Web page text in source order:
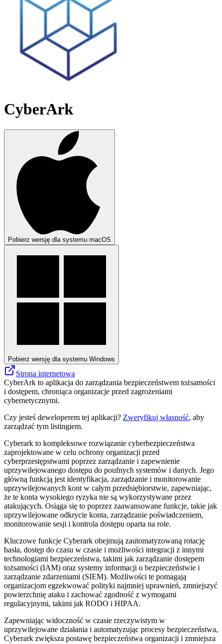
CyberArk
Pobierz wersję dla systemu macOS
Pobierz wersję dla systemu Windows
Strona internetowa
CyberArk to aplikacja do zarządzania bezpieczeństwem tożsamości
i dostępem, chroniąca organizacje przed zagrożeniami
cybernetycznymi.
Czy jesteś deweloperem tej aplikacji? Zweryfikuj własność, aby
zarządzać tym listingiem.
Cyberark to kompleksowe rozwiązanie cyberbezpieczeństwa
zaprojektowane w celu ochrony organizacji przed
cyberprzestępstwami poprzez zarządzanie i zapewnienie
uprzywilejowanego dostępu do poufnych systemów i danych. Jego
główną funkcją jest identyfikacja, zarządzanie i monitorowanie
uprzywilejowanych kont w całym przedsiębiorstwie, zapewniając,
że te konta wysokiego ryzyka nie są wykorzystywane przez
atakujących. Osiąga się to poprzez zaawansowane funkcje, takie jak
uprzywilejowane odkrycie konta, zarządzanie poświadczeniem,
monitorowanie sesji i kontrola dostępu oparta na role.
Kluczowe funkcje Cyberark obejmują zautomatyzowaną rotację
hasła, dostęp do czasu w czasie i możliwości integracji z innymi
technologiami bezpieczeństwa, takimi jak zarządzanie dostępem
tożsamości (IAM) oraz systemy informacji o bezpieczeństwie i
zarządzanie zdarzeniami (SIEM). Możliwości te pomagają
organizacjom egzekwować polityki najmniej uprawnień, zmniejszyć
powierzchnię ataku i zachować zgodność z wymogami
regulacyjnymi, takimi jak RODO i HIPAA.
Zapewniając widoczność w czasie rzeczywistym w
uprzywilejowane działania i automatyzując procesy bezpieczeństwa,
Cyberark zwiększa postawę bezpieczeństwa organizacji i zmniejsza